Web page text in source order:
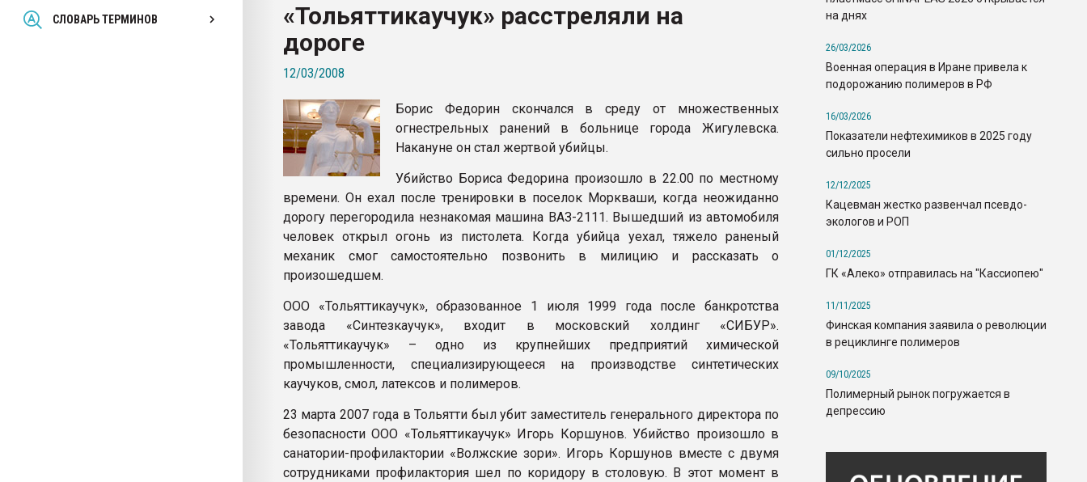
СЛОВАРЬ ТЕРМИНОВ
Всё, что касается выдува ПЭТ
ПЕРЕЙТИ НА ФОРУМ
«Тольяттикаучук» расстреляли на
дороге
12/03/2008
Борис Федорин скончался в среду от множественных
огнестрельных ранений в больнице города Жигулевска.
Накануне он стал жертвой убийцы.
Убийство Бориса Федорина произошло в 22.00 по местному
времени. Он ехал после тренировки в поселок Моркваши, когда неожиданно
дорогу перегородила незнакомая машина ВАЗ-2111. Вышедший из автомобиля
человек открыл огонь из пистолета. Когда убийца уехал, тяжело раненый
механик смог самостоятельно позвонить в милицию и рассказать о
произошедшем.
ООО «Тольяттикаучук», образованное 1 июля 1999 года после банкротства
завода «Синтезкаучук», входит в московский холдинг «СИБУР».
«Тольяттикаучук» – одно из крупнейших предприятий химической
промышленности, специализирующееся на производстве синтетических
каучуков, смол, латексов и полимеров.
23 марта 2007 года в Тольятти был убит заместитель генерального директора по
безопасности ООО «Тольяттикаучук» Игорь Коршунов. Убийство произошло в
санатории-профилактории «Волжские зори». Игорь Коршунов вместе с двумя
сотрудниками профилактория шел по коридору в столовую. В этот момент в
на днях
26/03/2026
Военная операция в Иране привела к
подорожанию полимеров в РФ
16/03/2026
Показатели нефтехимиков в 2025 году
сильно просели
12/12/2025
Кацевман жестко развенчал псевдо-
экологов и РОП
01/12/2025
ГК «Алеко» отправилась на "Кассиопею"
11/11/2025
Финская компания заявила о революции
в рециклинге полимеров
09/10/2025
Полимерный рынок погружается в
депрессию